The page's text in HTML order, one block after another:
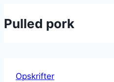
til
Pulled pork
Opskrifter